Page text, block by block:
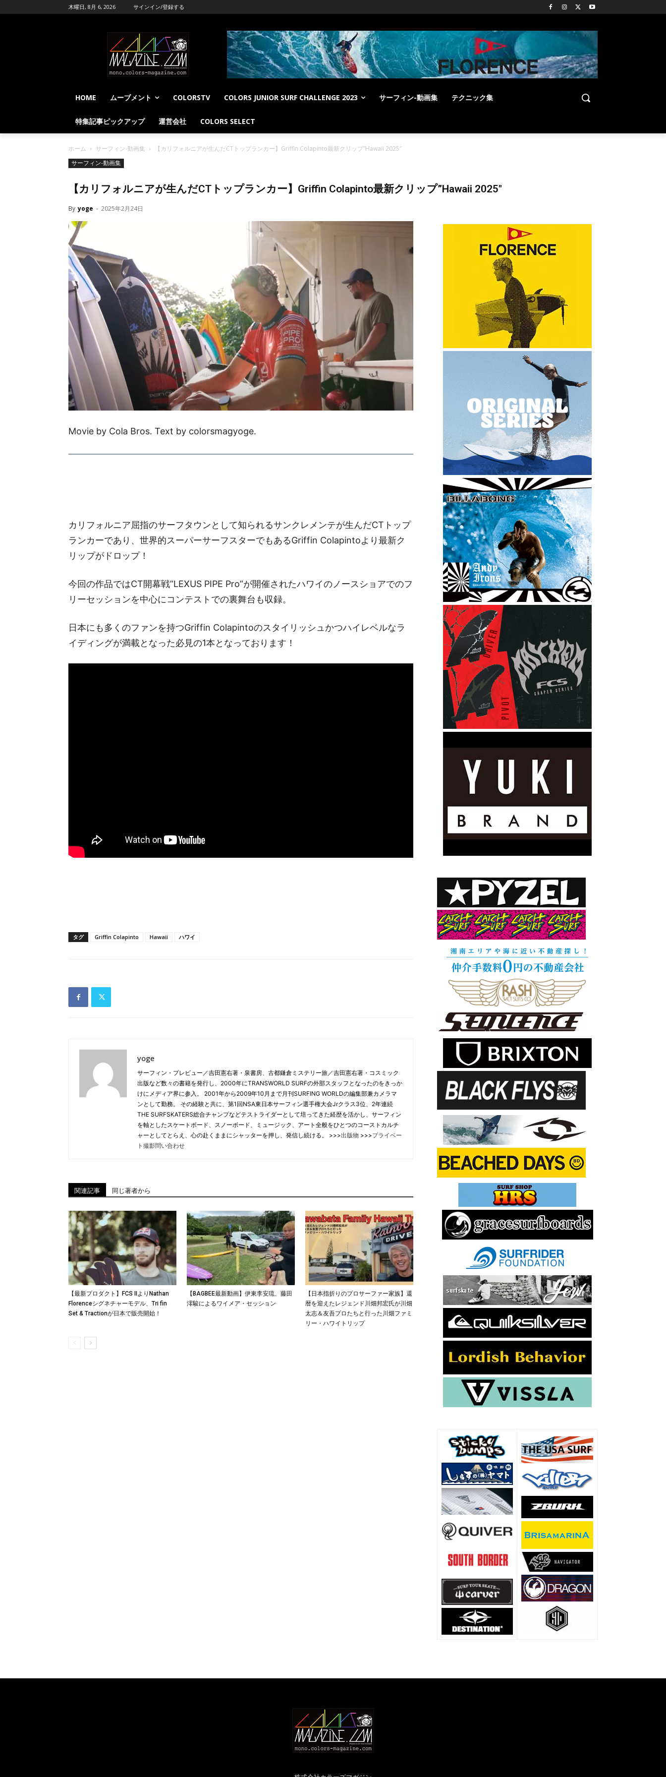
木曜日, 8月 6, 2026 サインイン/登録する
HOME ムーブメント COLORSTV COLORS JUNIOR SURF CHALLENGE 2023 サーフィン-動画集 テクニック集
特集記事ピックアップ 運営会社 COLORS SELECT
ホーム サーフィン-動画集
【カリフォルニアが生んだCTトップランカー】Griffin Colapinto最新クリップ”Hawaii 2025″
サーフィン-動画集
【カリフォルニアが生んだCTトップランカー】Griffin Colapinto最新クリップ”Hawaii 2025″
By yoge - 2025年2月24日
Movie by Cola Bros. Text by colorsmagyoge.
カリフォルニア屈指のサーフタウンとして知られるサンクレメンテが生んだCTトップ
ランカーであり、世界的スーパーサーフスターでもあるGriffin Colapintoより最新ク
リップがドロップ！
今回の作品ではCT開幕戦”LEXUS PIPE Pro”が開催されたハワイのノースショアでのフ
リーセッションを中心にコンテストでの裏舞台も収録。
日本にも多くのファンを持つGriffin Colapintoのスタイリッシュかつハイレベルなラ
イディングが満載となった必見の1本となっております！
タグ Griffin Colapinto Hawaii ハワイ
yoge
サーフィン・プレビュー／吉田憲右著・泉書房、古都鎌倉ミステリー旅／吉田憲右著・コスミック
出版など数々の書籍を発行し、2000年にTRANSWORLD SURFの外部スタッフとなったのをきっか
けにメディア界に参入。 2001年から2009年10月まで月刊SURFING WORLDの編集部兼カメラマ
ンとして勤務。 その経験と共に、第1回NSA東日本サーフィン選手権大会Jrクラス3位、2年連続
THE SURFSKATERS総合チャンプなどテストライダーとして培ってきた経歴を活かし、サーフィン
を軸としたスケートボード、スノーボード、ミュージック、アート全般をひとつのコーストカルチ
ャーとしてとらえ、心の赴くままにシャッターを押し、発信し続ける。 >>>出版物 >>>プライベー
ト撮影問い合わせ
関連記事 同じ著者から
【最新プロダクト】FCS IIよりNathan
Florenceシグネチャーモデル、Tri fin
Set & Tractionが日本で販売開始！
【BAGBEE最新動画】伊東李安琉、藤田
澪駿によるワイメア・セッション
【日本指折りのプロサーファー家族】還
暦を迎えたレジェンド川畑邦宏氏が川畑
太志＆友吾プロたちと行った川畑ファミ
リー・ハワイトリップ